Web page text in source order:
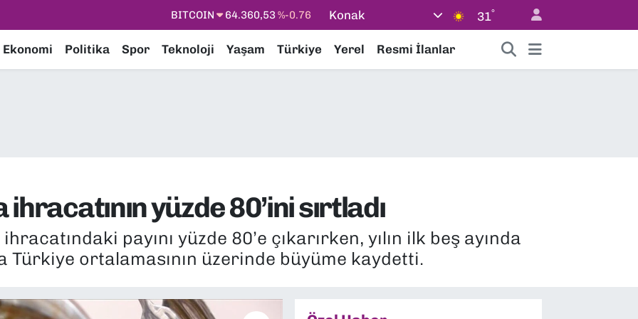
DOLAR 47,7069%0.17
STERLİN
64,1897%0.02
Konak 31°
Ekonomi Politika Spor Teknoloji Yaşam Türkiye Yerel Resmi İlanlar
yüzde 80’ini sırtladı
payını yüzde 80’e çıkarırken, yılın ilk beş ayında
Türkiye ortalamasının üzerinde büyüme kaydetti.